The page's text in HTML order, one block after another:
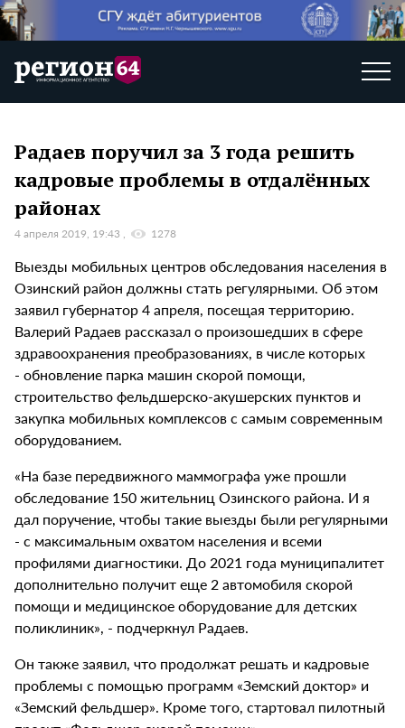
Радаев поручил за 3 года решить
кадровые проблемы в отдалённых
районах
4 апреля 2019, 19:43 1278
Выезды мобильных центров обследования населения в
Озинский район должны стать регулярными. Об этом
заявил губернатор 4 апреля, посещая территорию.
Валерий Радаев рассказал о произошедших в сфере
здравоохранения преобразованиях, в числе которых
- обновление парка машин скорой помощи,
строительство фельдшерско-акушерских пунктов и
закупка мобильных комплексов с самым современным
оборудованием.
«На базе передвижного маммографа уже прошли
обследование 150 жительниц Озинского района. И я
дал поручение, чтобы такие выезды были регулярными
- с максимальным охватом населения и всеми
профилями диагностики. До 2021 года муниципалитет
дополнительно получит еще 2 автомобиля скорой
помощи и медицинское оборудование для детских
поликлиник», - подчеркнул Радаев.
Он также заявил, что продолжат решать и кадровые
проблемы с помощью программ «Земский доктор» и
«Земский фельдшер». Кроме того, стартовал пилотный